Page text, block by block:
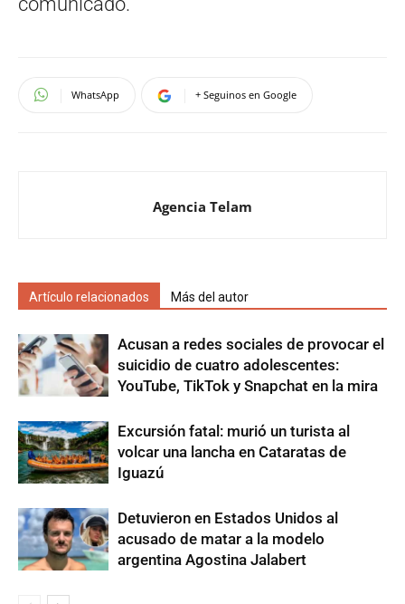
WhatsApp + Seguinos en Google
Agencia Telam
Artículo relacionados Más del autor
Acusan a redes sociales de provocar el
suicidio de cuatro adolescentes:
YouTube, TikTok y Snapchat en la mira
Excursión fatal: murió un turista al
volcar una lancha en Cataratas de
Iguazú
Detuvieron en Estados Unidos al
acusado de matar a la modelo
argentina Agostina Jalabert